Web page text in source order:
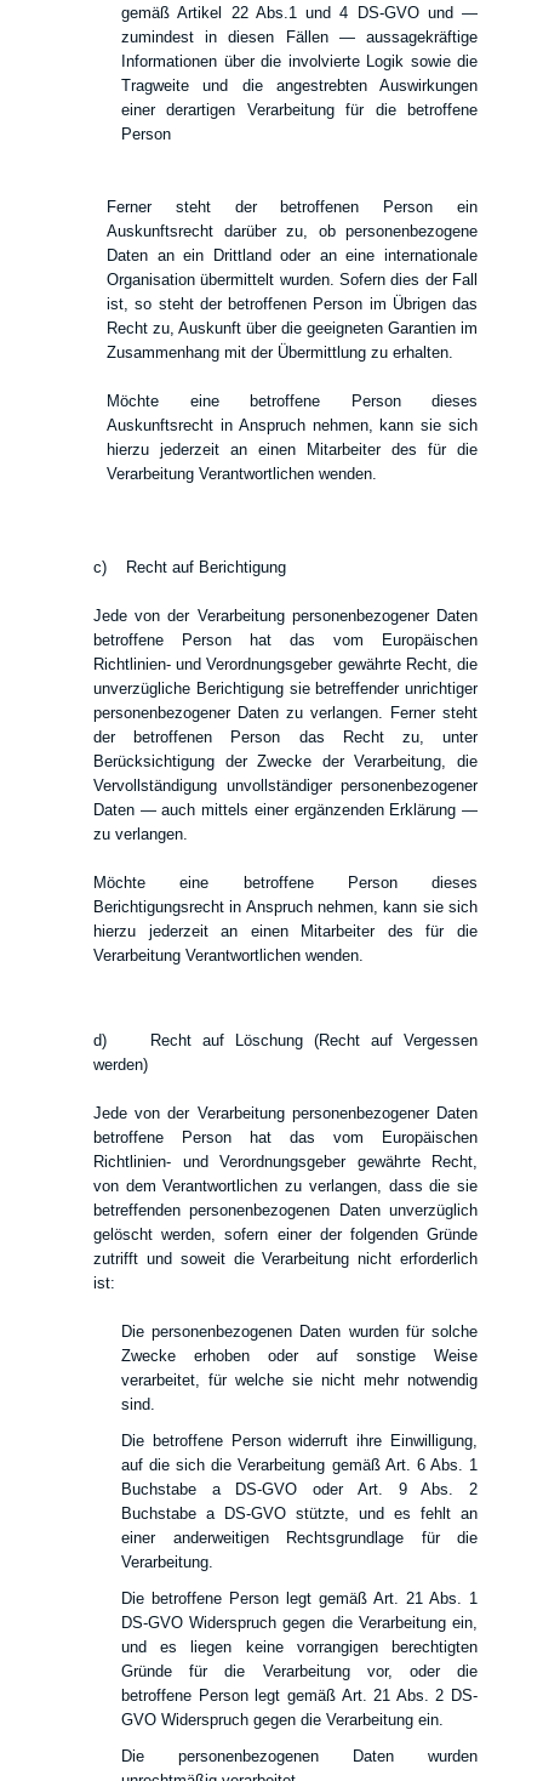
gemäß Artikel 22 Abs.1 und 4 DS-GVO und —
zumindest in diesen Fällen — aussagekräftige
Informationen über die involvierte Logik sowie die
Tragweite und die angestrebten Auswirkungen
einer derartigen Verarbeitung für die betroffene
Person
Ferner steht der betroffenen Person ein
Auskunftsrecht darüber zu, ob personenbezogene
Daten an ein Drittland oder an eine internationale
Organisation übermittelt wurden. Sofern dies der Fall
ist, so steht der betroffenen Person im Übrigen das
Recht zu, Auskunft über die geeigneten Garantien im
Zusammenhang mit der Übermittlung zu erhalten.
Möchte eine betroffene Person dieses
Auskunftsrecht in Anspruch nehmen, kann sie sich
hierzu jederzeit an einen Mitarbeiter des für die
Verarbeitung Verantwortlichen wenden.
c) Recht auf Berichtigung
Jede von der Verarbeitung personenbezogener Daten
betroffene Person hat das vom Europäischen
Richtlinien- und Verordnungsgeber gewährte Recht, die
unverzügliche Berichtigung sie betreffender unrichtiger
personenbezogener Daten zu verlangen. Ferner steht
der betroffenen Person das Recht zu, unter
Berücksichtigung der Zwecke der Verarbeitung, die
Vervollständigung unvollständiger personenbezogener
Daten — auch mittels einer ergänzenden Erklärung —
zu verlangen.
Möchte eine betroffene Person dieses
Berichtigungsrecht in Anspruch nehmen, kann sie sich
hierzu jederzeit an einen Mitarbeiter des für die
Verarbeitung Verantwortlichen wenden.
d) Recht auf Löschung (Recht auf Vergessen
werden)
Jede von der Verarbeitung personenbezogener Daten
betroffene Person hat das vom Europäischen
Richtlinien- und Verordnungsgeber gewährte Recht,
von dem Verantwortlichen zu verlangen, dass die sie
betreffenden personenbezogenen Daten unverzüglich
gelöscht werden, sofern einer der folgenden Gründe
zutrifft und soweit die Verarbeitung nicht erforderlich
ist:
Die personenbezogenen Daten wurden für solche
Zwecke erhoben oder auf sonstige Weise
verarbeitet, für welche sie nicht mehr notwendig
sind.
Die betroffene Person widerruft ihre Einwilligung,
auf die sich die Verarbeitung gemäß Art. 6 Abs. 1
Buchstabe a DS-GVO oder Art. 9 Abs. 2
Buchstabe a DS-GVO stützte, und es fehlt an
einer anderweitigen Rechtsgrundlage für die
Verarbeitung.
Die betroffene Person legt gemäß Art. 21 Abs. 1
DS-GVO Widerspruch gegen die Verarbeitung ein,
und es liegen keine vorrangigen berechtigten
Gründe für die Verarbeitung vor, oder die
betroffene Person legt gemäß Art. 21 Abs. 2 DS-
GVO Widerspruch gegen die Verarbeitung ein.
Die personenbezogenen Daten wurden